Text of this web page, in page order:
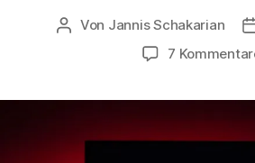
Beitragsautor
Von Jannis Schakarian
7